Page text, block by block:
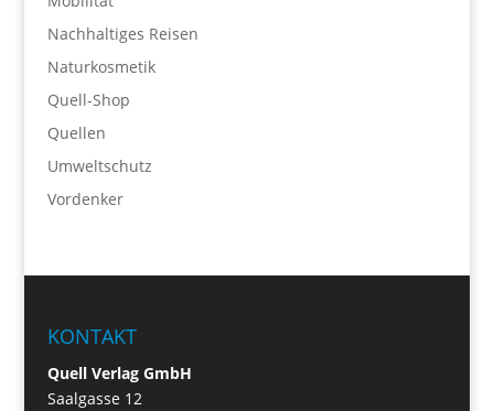
Nachhaltiges Reisen
Naturkosmetik
Quell-Shop
Quellen
Umweltschutz
Vordenker
KONTAKT
Quell Verlag GmbH
Saalgasse 12